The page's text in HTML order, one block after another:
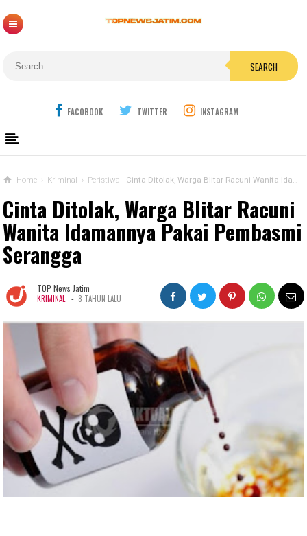
SEARCH
FACOBOOK TWITTER INSTAGRAM
Home › Kriminal › Peristiwa Cinta Ditolak, Warga Blitar Racuni Wanita Idamannya Pakai Pembasmi Serangga
Cinta Ditolak, Warga Blitar Racuni
Wanita Idamannya Pakai Pembasmi
Serangga
TOP News Jatim
KRIMINAL - 8 TAHUN LALU